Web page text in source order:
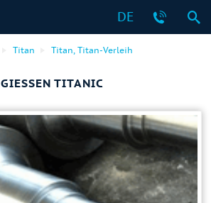
DE
Titan Titan, Titan-Verleih
GIESSEN TITANIC